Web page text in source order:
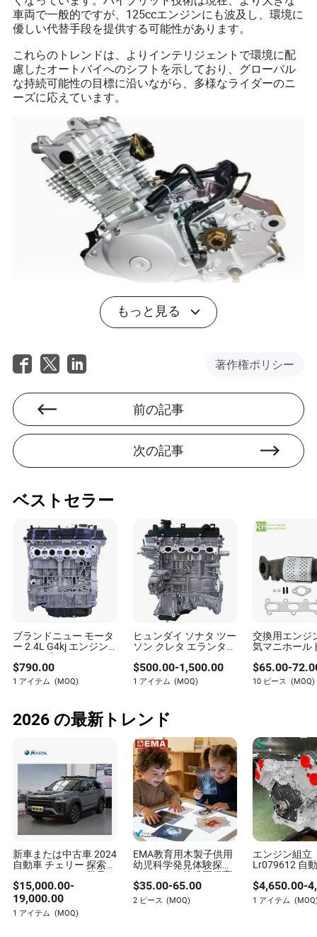
車両で一般的ですが、125ccエンジンにも波及し、環境に
優しい代替手段を提供する可能性があります。
これらのトレンドは、よりインテリジェントで環境に配
慮したオートバイへのシフトを示しており、グローバル
な持続可能性の目標に沿いながら、多様なライダーのニ
ーズに応えています。
結論：自信を持って選択する
歩、環境への配慮をバランスさせる必要があります。パ
ワー、効率、進化する技術的風景の完璧な均衡を見つけ
ることです。エンジンの基本的な側面を理解し、ライデ
ィングスタイルとの互換性に影響を与える要因を考慮
し、業界のトレンドを把握することで、情報に基づいた
選択を行うことができます。
完璧な125ccエンジンを選ぶための
FAQ
Q: 125ccエンジンは高速道路での走行に適しています
A: 125ccエンジンは高速道路での短いバーストを処理で
きますが、主に都市通勤用に設計されています。頻繁に
高速道路を使用する場合は、より大きな排気量のエンジ
ンがより適しているかもしれません。
Q: 125ccエンジンはどのくらいの頻度でサービスを受け
A: 定期的なメンテナンスは、パフォーマンスと寿命にと
って重要です。通常、6,000 kmごとまたは6か月ごとにサ
ービスを受けることが推奨されますが、メーカーのガイ
Q: 環境に優しい125ccエンジンはありますか？
A: はい、多くのメーカーが現在、排出量を削減し、環境
への影響を最小限に抑えるために高度な燃料管理システ
ムを採用した125ccエンジンを製造しています。
Q: 125ccエンジンで注目すべき技術的進歩は何ですか？
A: パフォーマンス、効率、全体的なエンジンの寿命を向
上させるために、燃料噴射、液冷、スマート診断などの
機能を探してください。
もっと見る
著作権ポリシー
前の記事
次の記事
ベストセラー
ブランドニュー モータ
ー 2.4L G4kj エンジン
ヒュンダイ ツーソン ソ
ナタ グランダー サンタ
フェ キア オプティマ
ソレント スポーテージ
$790.00
1 アイテム (MOQ)
ヒュンダイ ソナタ ツー
ソン クレタ エランタ、
KIA フォルテ ソウル ス
ポルテージ オプティマ
エンジン アセンブリ用
の新品G4nb G4na
ク
$500.00-1,500.00
1 アイテム (MOQ)
交換用エンジ
気マニホール
ー ヒュンダ
ェ/ツーソン/
ポーテージ
$65.00-
10 ピース (MOQ)
2026 の最新トレンド
新車または中古車 2024
自動車 チェリー 探索
06 1.6t 4X4 SUV 発見
探検者 06 中古 SUV ガ
ソリン 車
$15,000.00-
19,000.00
1 アイテム (MOQ)
EMA教育用木製子供用
幼児科学発見体験探検
おもちゃ、幼稚園保育
所の基本実験用
$35.00-65.00
2 ピース (MOQ)
エンジン組立
Lr079612 自
ジン ジャガ
(X761) Xe
ドローバー
リー レンジ
$4,650.00-
1 アイテム